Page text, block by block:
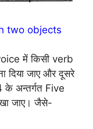
two objects
में किसी verb
दिया जाए और दूसरे
अन्तर्गत Five
जाए। जैसे-